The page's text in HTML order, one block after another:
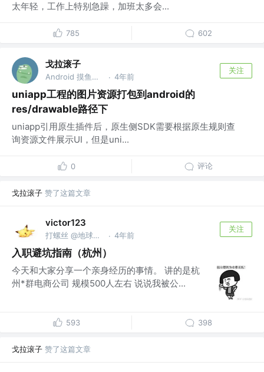
太年轻，工作上特别急躁，加班太多会...
785 602
戈拉滚子
Android 摸鱼工程师 · 4年前
关注
uniapp工程的图片资源打包到android的
res/drawable路径下
uniapp引用原生插件后，原生侧SDK需要根据原生规则查
询资源文件展示UI，但是uni...
0 评论
戈拉滚子 赞了这篇文章
victor123
打螺丝 @地球中国大区 · 4年前
关注
入职避坑指南（杭州）
今天和大家分享一个亲身经历的事情。 讲的是杭
州*群电商公司 规模500人左右 说说我被公...
593 398
戈拉滚子 赞了这篇文章